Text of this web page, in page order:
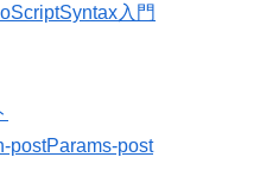
入門
postParams-post